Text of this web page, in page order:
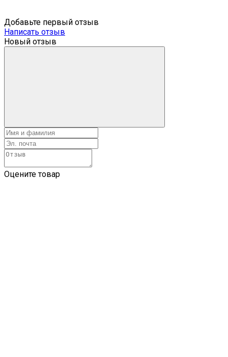
Добавьте первый отзыв
Написать отзыв
Новый отзыв
Оцените товар